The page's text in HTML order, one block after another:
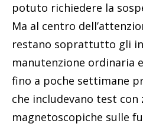
potuto richiedere la
Ma al centro
restano soprattutto gli
manutenzione ordinaria
fino a poche settimane
che includevano test con
magnetoscopiche sulle